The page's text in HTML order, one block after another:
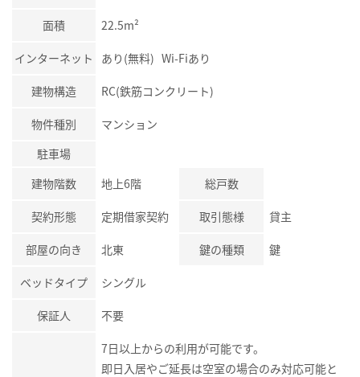
面積 22.5m²
インターネット あり(無料) Wi-Fiあり
建物構造 RC(鉄筋コンクリート)
物件種別
マンション
駐車場
建物階数
地上6階 総戸数
契約形態 定期借家契約 取引態様 貸主
部屋の向き 北東 鍵の種類 鍵
ベッドタイプ シングル
保証人 不要
7日以上からの利用が可能です。
即日入居やご延長は空室の場合のみ対応可能と